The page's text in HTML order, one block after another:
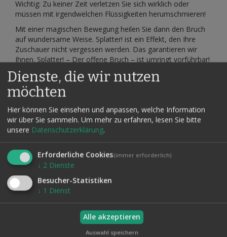
Wichtig: Zu keiner Zeit verletzen Sie sich wirklich oder
müssen mit irgendwelchen Flüssigkeiten herumschmieren!
Mit einer magischen Bewegung heilen Sie dann den Bruch
auf wundersame Weise. Splatter! ist ein Effekt, den Ihre
Zuschauer nicht vergessen werden. Das garantieren wir
Ihnen. Splatter! – Der offene Bruch – ist umringt vorführbar!
Verwandte Artikel Alle auswählen
Dienste, die wir nutzen
möchten
Hier können Sie einsehen und anpassen, welche Information
wir über Sie sammeln. Um mehr zu erfahren, lesen Sie bitte
unsere Datenschutzerklärung.
Erforderliche Cookies(immer erforderlich)
↓ 2 Dienste
Besucher-Statistiken
↓ 1 Dienst
Alle akzeptieren
Auswahl speichern